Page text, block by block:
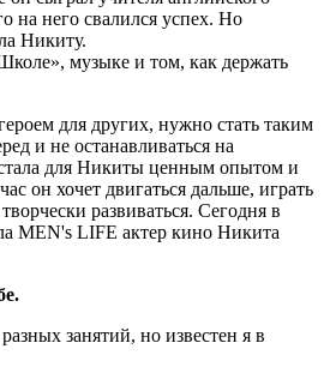
на него свалился успех. Но
Никиту.
для других, нужно стать таким
и не останавливаться на
для Никиты ценным опытом и
он хочет двигаться дальше, играть
развиваться. Сегодня в
MEN's LIFE актер кино Никита
занятий, но известен я в